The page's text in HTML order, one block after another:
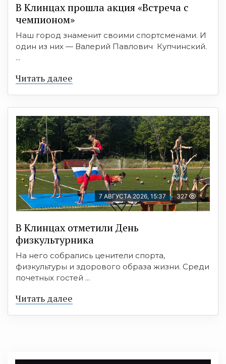
В Клинцах прошла акция «Встреча с
чемпионом»
Наш город знаменит своими спортсменами. И
один из них — Валерий Павлович Купчинский.
...
Читать далее
7 АВГУСТА 2026, 15:37 327
В Клинцах отметили День
физкультурника
На него собрались ценители спорта,
физкультуры и здорового образа жизни. Среди
почетных гостей ...
Читать далее